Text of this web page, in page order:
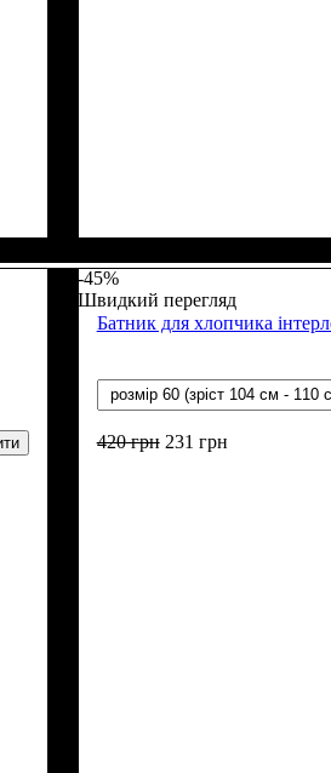
-45%
Швидкий перегляд
Батник для хлопчика
420грн 231 грн